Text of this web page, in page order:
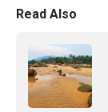
Read Also